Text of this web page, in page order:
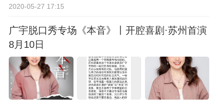
2020-05-27 17:15
广宇脱口秀专场《本音》丨开腔喜剧·苏州首演
8月10日